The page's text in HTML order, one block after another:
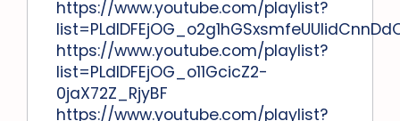
https://www.youtube.com/playlist?
https://www.youtube.com/playlist?
list=PLdlDFEjOG_o11GcicZ2-
0jaX72Z_RjyBF
https://www.youtube.com/playlist?